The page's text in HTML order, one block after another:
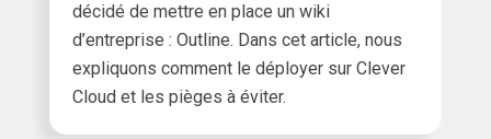
décidé de mettre en place un wiki
d’entreprise : Outline. Dans cet article, nous
expliquons comment le déployer sur Clever
Cloud et les pièges à éviter.